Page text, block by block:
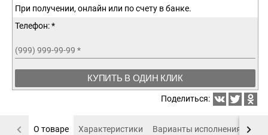
При получении, онлайн или по счету в банке.
Телефон: *
(999) 999-99-99 *
КУПИТЬ В ОДИН КЛИК
Поделиться:
О товаре Характеристики Варианты исполнения